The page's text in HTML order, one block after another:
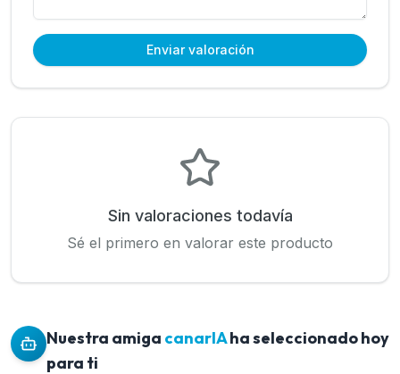
Enviar valoración
Sin valoraciones todavía
Sé el primero en valorar este producto
Nuestra amiga canarIAha seleccionado hoy
para ti